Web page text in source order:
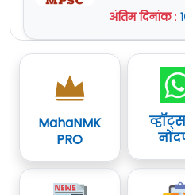
अंतिम दिनांक:
MahaNMK
PRO